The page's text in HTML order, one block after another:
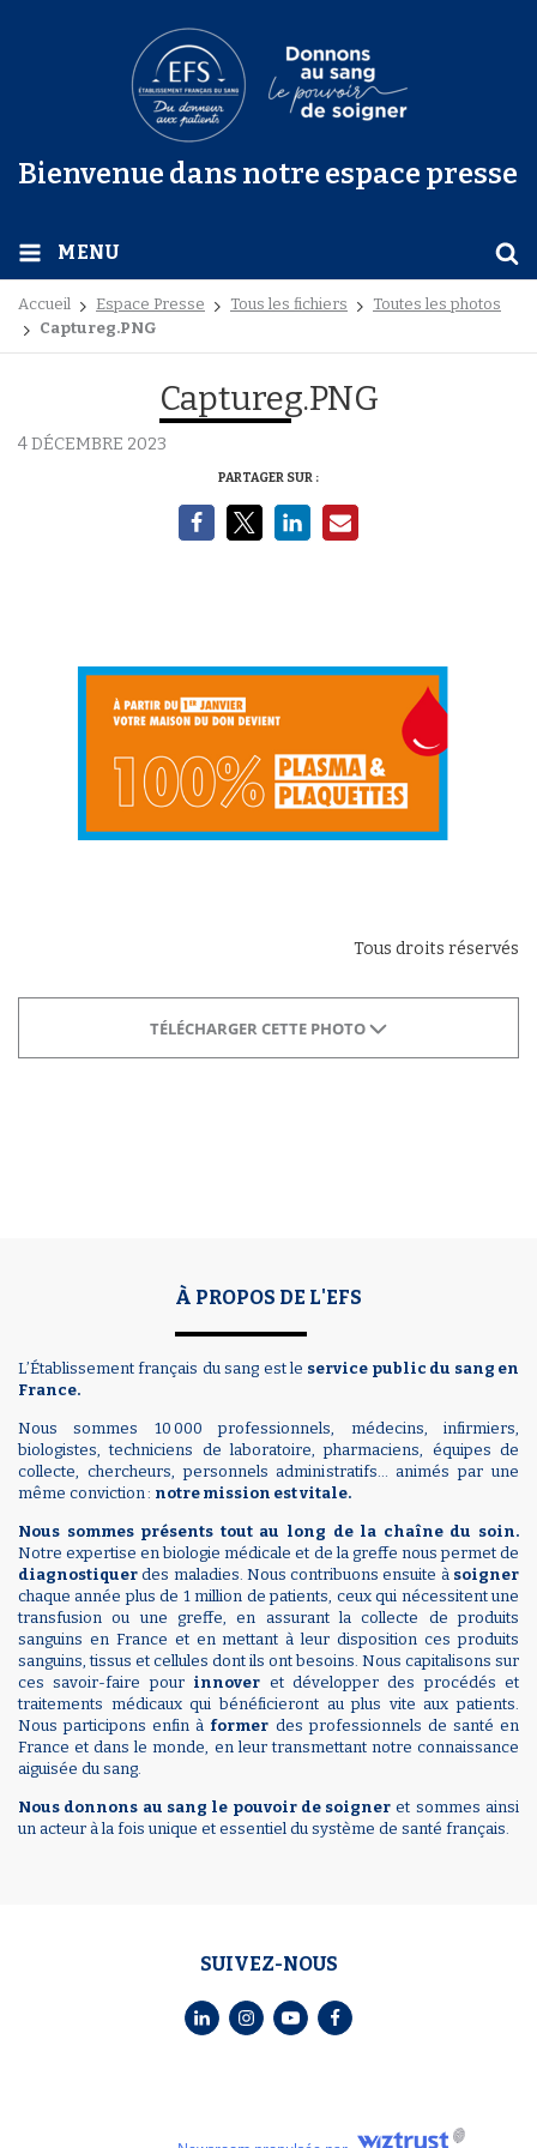
Bienvenue dans notre espace presse
MENU
Accueil Espace Presse Tous les fichiers
Toutes les photos
Captureg.PNG
Captureg.PNG
4 DÉCEMBRE 2023
PARTAGER SUR :
Tous droits réservés
TÉLÉCHARGER CETTE PHOTO
À PROPOS DE L'EFS
L’Établissement français du sang est le service public du sang en
France.
Nous sommes 10 000 professionnels, médecins, infirmiers,
biologistes, techniciens de laboratoire, pharmaciens, équipes de
collecte, chercheurs, personnels administratifs… animés par une
même conviction : notre mission est vitale.
Nous sommes présents tout au long de la chaîne du soin.
Notre expertise en biologie médicale et de la greffe nous permet de
diagnostiquer des maladies. Nous contribuons ensuite à soigner
chaque année plus de 1 million de patients, ceux qui nécessitent une
transfusion ou une greffe, en assurant la collecte de produits
sanguins en France et en mettant à leur disposition ces produits
sanguins, tissus et cellules dont ils ont besoins. Nous capitalisons sur
ces savoir-faire pour innover et développer des procédés et
traitements médicaux qui bénéficieront au plus vite aux patients.
Nous participons enfin à former des professionnels de santé en
France et dans le monde, en leur transmettant notre connaissance
aiguisée du sang.
Nous donnons au sang le pouvoir de soigner et sommes ainsi
un acteur à la fois unique et essentiel du système de santé français.
SUIVEZ-NOUS